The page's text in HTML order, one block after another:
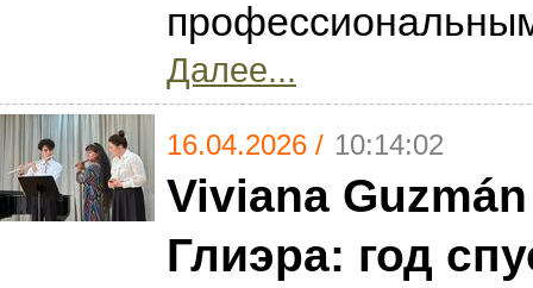
Далее...
16.04.2026 / 10:14:02
Viviana
Глиэра: год